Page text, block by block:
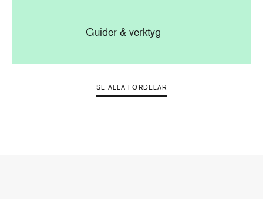
Guider & verktyg
SE ALLA FÖRDELAR